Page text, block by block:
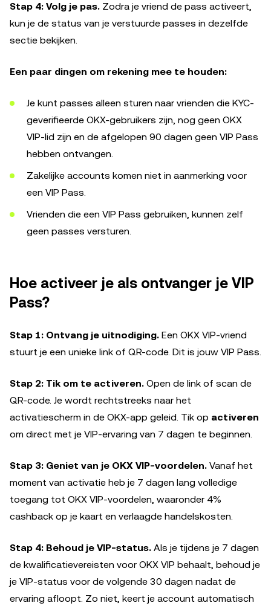
Stap 4: Volg je pas. Zodra je vriend de pass activeert,
kun je de status van je verstuurde passes in dezelfde
sectie bekijken.
Een paar dingen om rekening mee te houden:
Je kunt passes alleen sturen naar vrienden die KYC-
geverifieerde OKX-gebruikers zijn, nog geen OKX
VIP-lid zijn en de afgelopen 90 dagen geen VIP Pass
hebben ontvangen.
Zakelijke accounts komen niet in aanmerking voor
een VIP Pass.
Vrienden die een VIP Pass gebruiken, kunnen zelf
geen passes versturen.
Hoe activeer je als ontvanger je VIP
Pass?
Stap 1: Ontvang je uitnodiging. Een OKX VIP-vriend
stuurt je een unieke link of QR-code. Dit is jouw VIP Pass.
Stap 2: Tik om te activeren. Open de link of scan de
QR-code. Je wordt rechtstreeks naar het
activatiescherm in de OKX-app geleid. Tik op activeren
om direct met je VIP-ervaring van 7 dagen te beginnen.
Stap 3: Geniet van je OKX VIP-voordelen. Vanaf het
moment van activatie heb je 7 dagen lang volledige
toegang tot OKX VIP-voordelen, waaronder 4%
cashback op je kaart en verlaagde handelskosten.
Stap 4: Behoud je VIP-status. Als je tijdens je 7 dagen
de kwalificatievereisten voor OKX VIP behaalt, behoud je
je VIP-status voor de volgende 30 dagen nadat de
ervaring afloopt. Zo niet, keert je account automatisch